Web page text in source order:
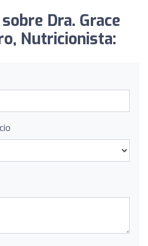
Dra. Grace
Nutricionista: